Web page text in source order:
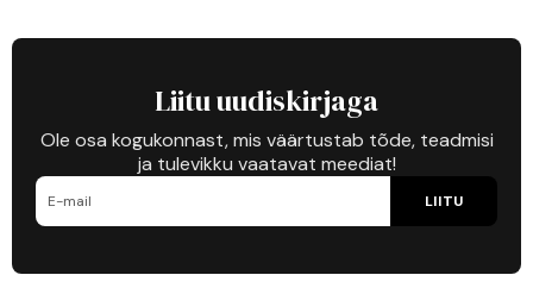
Liitu uudiskirjaga
Ole osa kogukonnast, mis väärtustab tõde, teadmisi
ja tulevikku vaatavat meediat!
LIITU